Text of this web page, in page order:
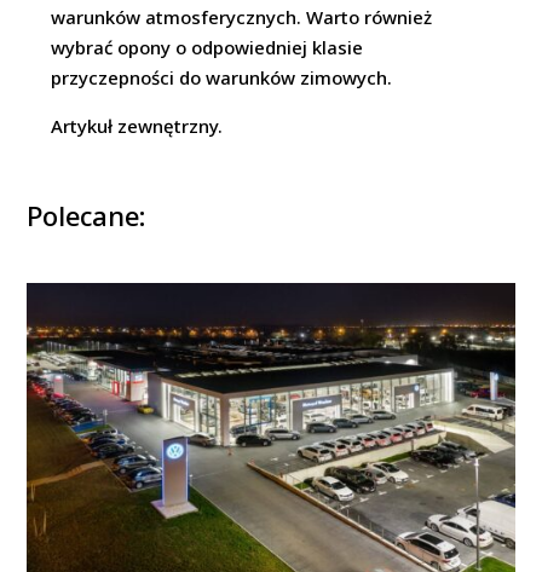
warunków atmosferycznych. Warto również
wybrać opony o odpowiedniej klasie
przyczepności do warunków zimowych.
Artykuł zewnętrzny.
Polecane: